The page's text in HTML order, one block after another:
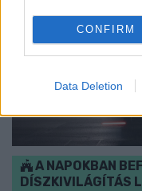
CONFIRM
Data Deletion
A NAPOKBAN
DÍSZKIVILÁGÍTÁS